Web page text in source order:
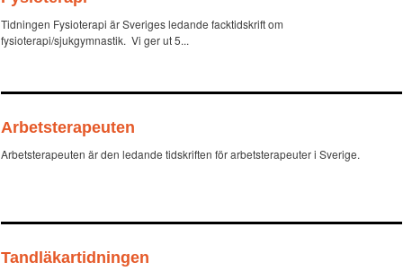
Tidningen Fysioterapi är Sveriges ledande facktidskrift om
fysioterapi/sjukgymnastik. Vi ger ut 5...
Arbetsterapeuten
Arbetsterapeuten är den ledande tidskriften för arbetsterapeuter i Sverige.
Tandläkartidningen